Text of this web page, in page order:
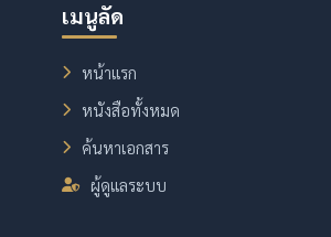
เมนูลัด
หน้าแรก
หนังสือทั้งหมด
ค้นหาเอกสาร
ผู้ดูแลระบบ